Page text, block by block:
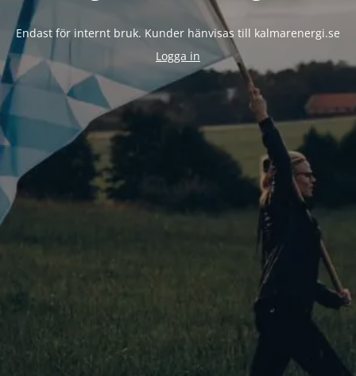
Endast för internt bruk. Kunder hänvisas till kalmarenergi.se
Logga in